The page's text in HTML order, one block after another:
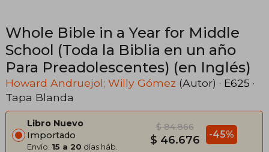
Whole Bible in a Year for Middle
School (Toda la Biblia en un año
Para Preadolescentes) (en Inglés)
Howard Andruejol; Willy Gómez (Autor) · E625 ·
Tapa Blanda
Libro Nuevo
Importado
Envío: 15 a 20 días háb.
$ 84.866
$ 46.676 -45%